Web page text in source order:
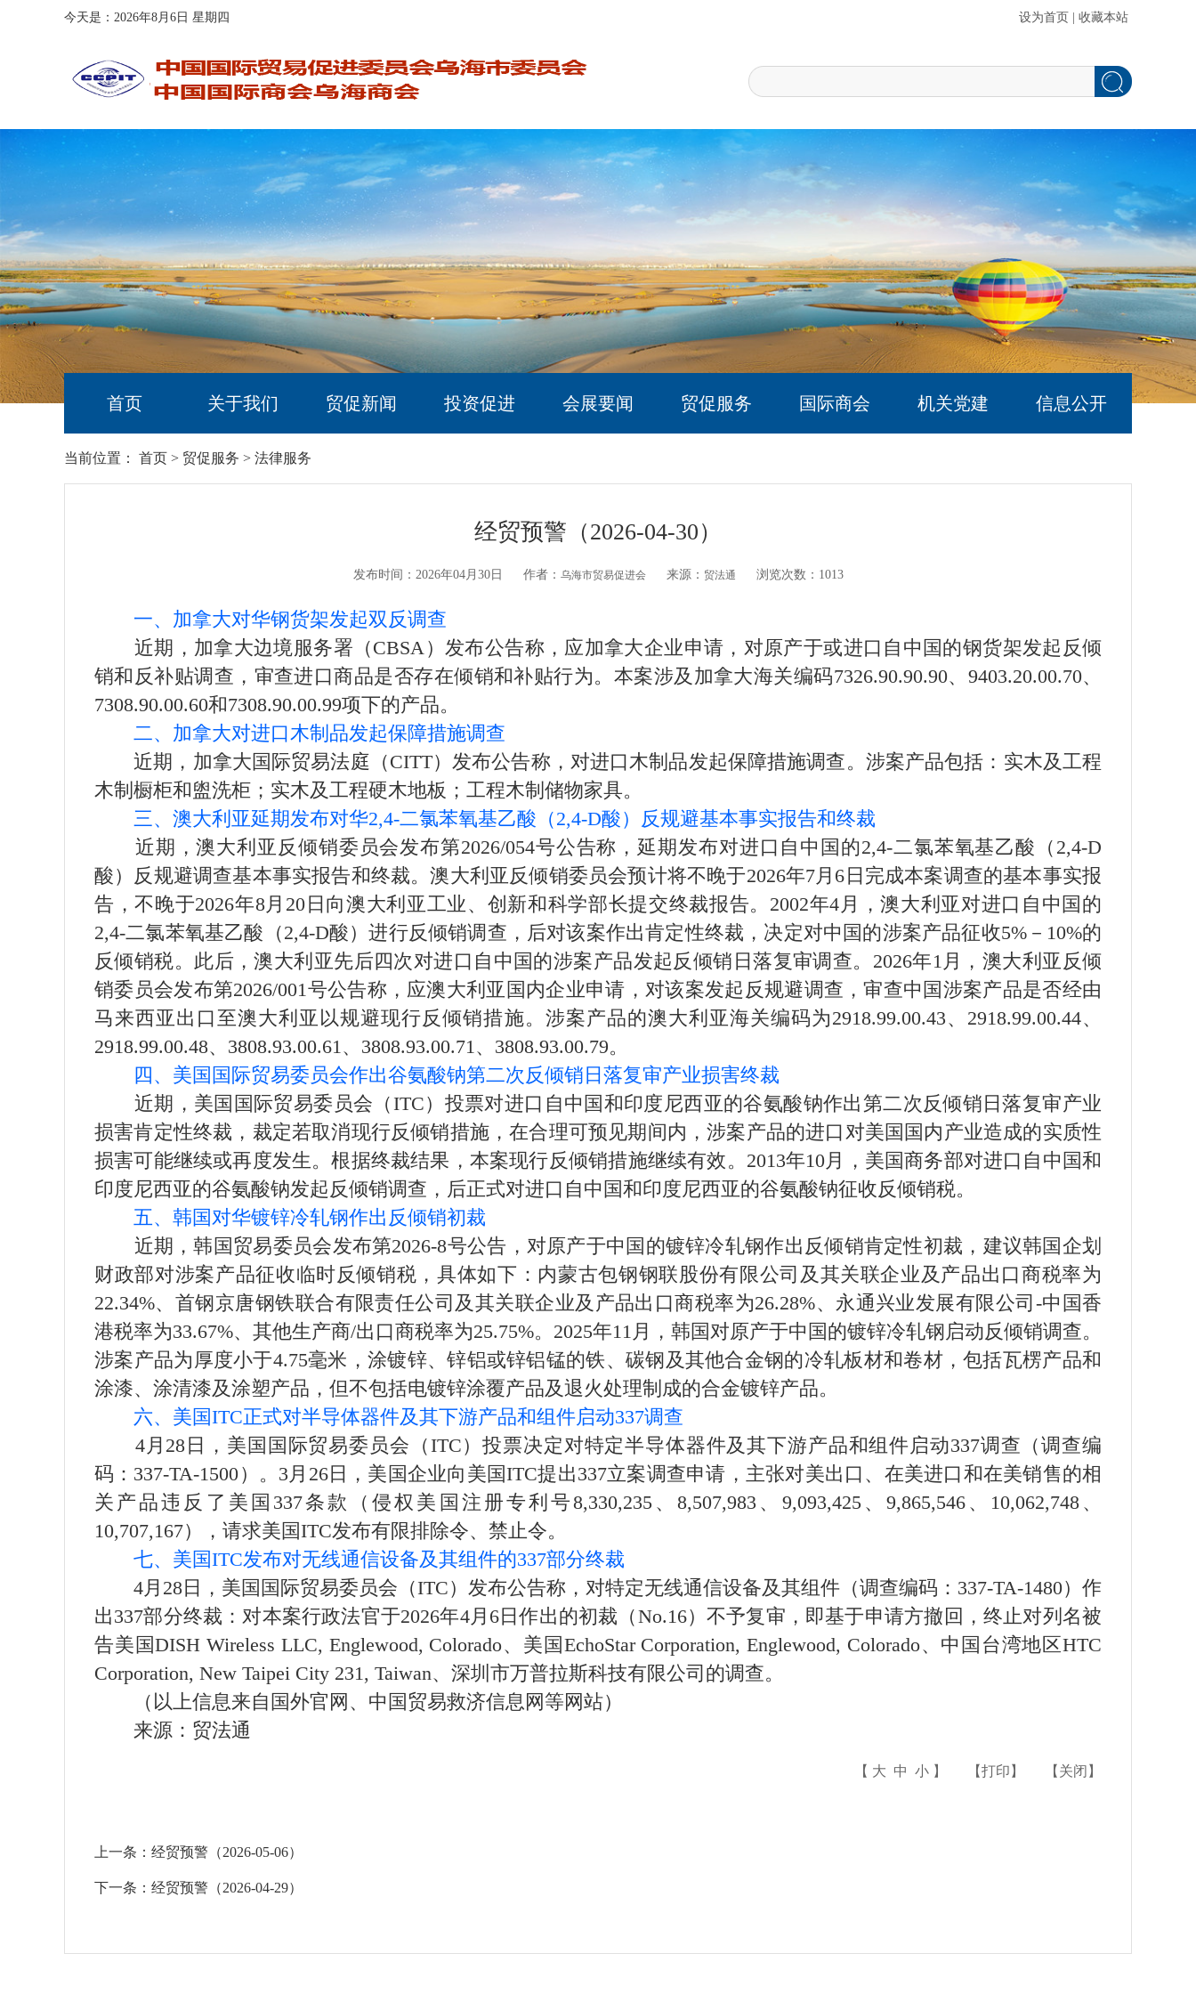
今天是：2026年8月6日 星期四 设为首页 收藏本站
首页 关于我们 贸促新闻 投资促进 会展要闻 贸促服务 国际商会 机关党建 信息公开
当前位置： 首页 > 贸促服务 > 法律服务
经贸预警（2026-04-30）
发布时间：2026年04月30日 作者： 乌海市贸易促进会 来源： 贸法通 浏览次数： 1013
一、加拿大对华钢货架发起双反调查
近期，加拿大边境服务署（CBSA）发布公告称，应加拿大企业申请，对原产于或进口自中国的钢货架发起反倾
销和反补贴调查，审查进口商品是否存在倾销和补贴行为。本案涉及加拿大海关编码7326.90.90.90、9403.20.00.70、
7308.90.00.60和7308.90.00.99项下的产品。
二、加拿大对进口木制品发起保障措施调查
近期，加拿大国际贸易法庭（CITT）发布公告称，对进口木制品发起保障措施调查。涉案产品包括：实木及工程
木制橱柜和盥洗柜；实木及工程硬木地板；工程木制储物家具。
三、澳大利亚延期发布对华2,4-二氯苯氧基乙酸（2,4-D酸）反规避基本事实报告和终裁
近期，澳大利亚反倾销委员会发布第2026/054号公告称，延期发布对进口自中国的2,4-二氯苯氧基乙酸（2,4-D
酸）反规避调查基本事实报告和终裁。澳大利亚反倾销委员会预计将不晚于2026年7月6日完成本案调查的基本事实报
告，不晚于2026年8月20日向澳大利亚工业、创新和科学部长提交终裁报告。2002年4月，澳大利亚对进口自中国的
2,4-二氯苯氧基乙酸（2,4-D酸）进行反倾销调查，后对该案作出肯定性终裁，决定对中国的涉案产品征收5%－10%的
反倾销税。此后，澳大利亚先后四次对进口自中国的涉案产品发起反倾销日落复审调查。2026年1月，澳大利亚反倾
销委员会发布第2026/001号公告称，应澳大利亚国内企业申请，对该案发起反规避调查，审查中国涉案产品是否经由
马来西亚出口至澳大利亚以规避现行反倾销措施。涉案产品的澳大利亚海关编码为2918.99.00.43、2918.99.00.44、
2918.99.00.48、3808.93.00.61、3808.93.00.71、3808.93.00.79。
四、美国国际贸易委员会作出谷氨酸钠第二次反倾销日落复审产业损害终裁
近期，美国国际贸易委员会（ITC）投票对进口自中国和印度尼西亚的谷氨酸钠作出第二次反倾销日落复审产业
损害肯定性终裁，裁定若取消现行反倾销措施，在合理可预见期间内，涉案产品的进口对美国国内产业造成的实质性
损害可能继续或再度发生。根据终裁结果，本案现行反倾销措施继续有效。2013年10月，美国商务部对进口自中国和
印度尼西亚的谷氨酸钠发起反倾销调查，后正式对进口自中国和印度尼西亚的谷氨酸钠征收反倾销税。
五、韩国对华镀锌冷轧钢作出反倾销初裁
近期，韩国贸易委员会发布第2026-8号公告，对原产于中国的镀锌冷轧钢作出反倾销肯定性初裁，建议韩国企划
财政部对涉案产品征收临时反倾销税，具体如下：内蒙古包钢钢联股份有限公司及其关联企业及产品出口商税率为
22.34%、首钢京唐钢铁联合有限责任公司及其关联企业及产品出口商税率为26.28%、永通兴业发展有限公司-中国香
港税率为33.67%、其他生产商/出口商税率为25.75%。2025年11月，韩国对原产于中国的镀锌冷轧钢启动反倾销调查。
涉案产品为厚度小于4.75毫米，涂镀锌、锌铝或锌铝锰的铁、碳钢及其他合金钢的冷轧板材和卷材，包括瓦楞产品和
涂漆、涂清漆及涂塑产品，但不包括电镀锌涂覆产品及退火处理制成的合金镀锌产品。
六、美国ITC正式对半导体器件及其下游产品和组件启动337调查
4月28日，美国国际贸易委员会（ITC）投票决定对特定半导体器件及其下游产品和组件启动337调查（调查编
码：337-TA-1500）。3月26日，美国企业向美国ITC提出337立案调查申请，主张对美出口、在美进口和在美销售的相
关产品违反了美国337条款（侵权美国注册专利号8,330,235、8,507,983、9,093,425、9,865,546、10,062,748、
10,707,167），请求美国ITC发布有限排除令、禁止令。
七、美国ITC发布对无线通信设备及其组件的337部分终裁
4月28日，美国国际贸易委员会（ITC）发布公告称，对特定无线通信设备及其组件（调查编码：337-TA-1480）作
出337部分终裁：对本案行政法官于2026年4月6日作出的初裁（No.16）不予复审，即基于申请方撤回，终止对列名被
告美国DISH Wireless LLC, Englewood, Colorado、美国EchoStar Corporation, Englewood, Colorado、中国台湾地区HTC
Corporation, New Taipei City 231, Taiwan、深圳市万普拉斯科技有限公司的调查。
（以上信息来自国外官网、中国贸易救济信息网等网站）
来源：贸法通
【 大 中 小 】 【打印 】 【 关闭 】
上一条： 经贸预警（2026-05-06）
下一条： 经贸预警（2026-04-29）